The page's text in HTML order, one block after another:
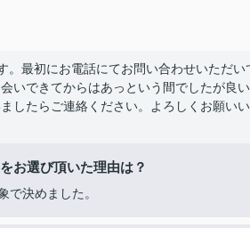
。最初にお電話にてお問い合わせいただい
いできてからはあっという間でしたが良
したらご連絡ください。よろしくお願いい
お選び頂いた理由は？
で決めました。